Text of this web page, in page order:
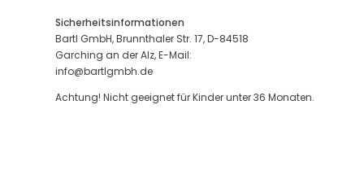
Sicherheitsinformationen
Bartl GmbH, Brunnthaler Str. 17, D-84518
Garching an der Alz, E-Mail:
info@bartlgmbh.de
Achtung! Nicht geeignet für Kinder unter 36 Monaten.